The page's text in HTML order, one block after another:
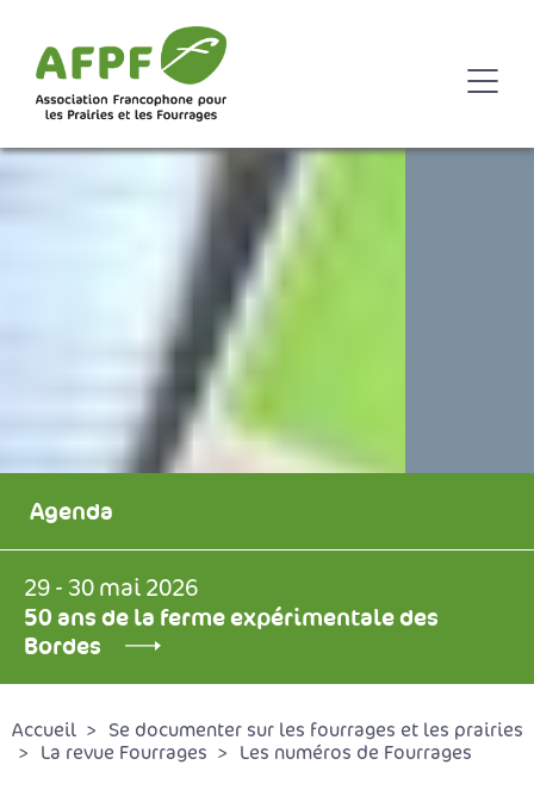
Agenda
29 - 30 mai 2026
50 ans de la ferme expérimentale des
Bordes
Accueil
Se documenter sur les fourrages et les prairies
La revue Fourrages
Les numéros de Fourrages